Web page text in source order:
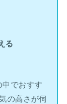
る
でおすす
の高さが伺